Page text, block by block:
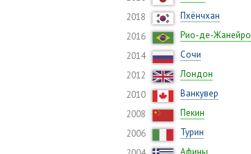
2018
Пхёнчхан
2016
Рио-де-Жанейро
2014
Сочи
2012
Лондон
2010
Ванкувер
2008
Пекин
2006
Турин
Афины